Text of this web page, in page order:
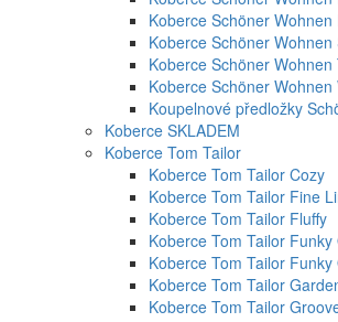
Koberce Schöner Wohnen
Koberce Schöner Wohnen
Koberce Schöner Wohnen
Koberce Schöner Wohnen
Koupelnové předložky
Koberce SKLADEM
Koberce Tom Tailor
Koberce Tom Tailor Cozy
Koberce Tom Tailor Fine
Koberce Tom Tailor Fluffy
Koberce Tom Tailor Funky
Koberce Tom Tailor
Koberce Tom Tailor
Koberce Tom Tailor